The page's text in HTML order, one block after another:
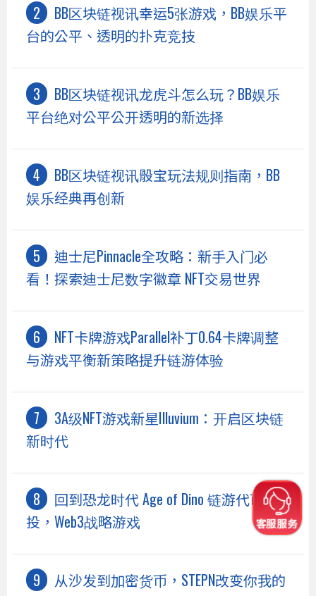
BB区块链视讯幸运5张游戏，BB娱乐平
台的公平、透明的扑克竞技
BB区块链视讯龙虎斗怎么玩？BB娱乐
平台绝对公平公开透明的新选择
BB区块链视讯骰宝玩法规则指南，BB
娱乐经典再创新
迪士尼Pinnacle全攻略：新手入门必
看！探索迪士尼数字徽章 NFT交易世界
NFT卡牌游戏Parallel补丁0.64卡牌调整
与游戏平衡新策略提升链游体验
3A级NFT游戏新星Illuvium：开启区块链
新时代
回到恐龙时代 Age of Dino 链游代币空
投，Web3战略游戏
从沙发到加密货币，STEPN改变你我的